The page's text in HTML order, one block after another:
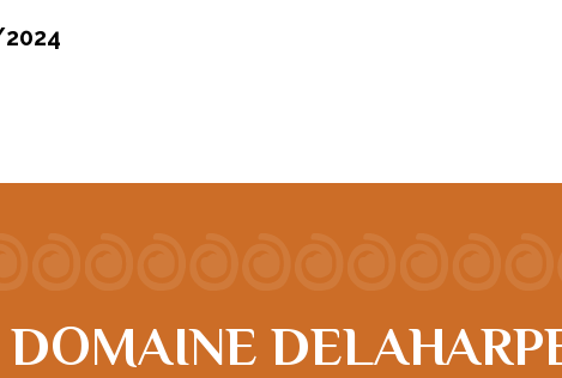
DOMAINE